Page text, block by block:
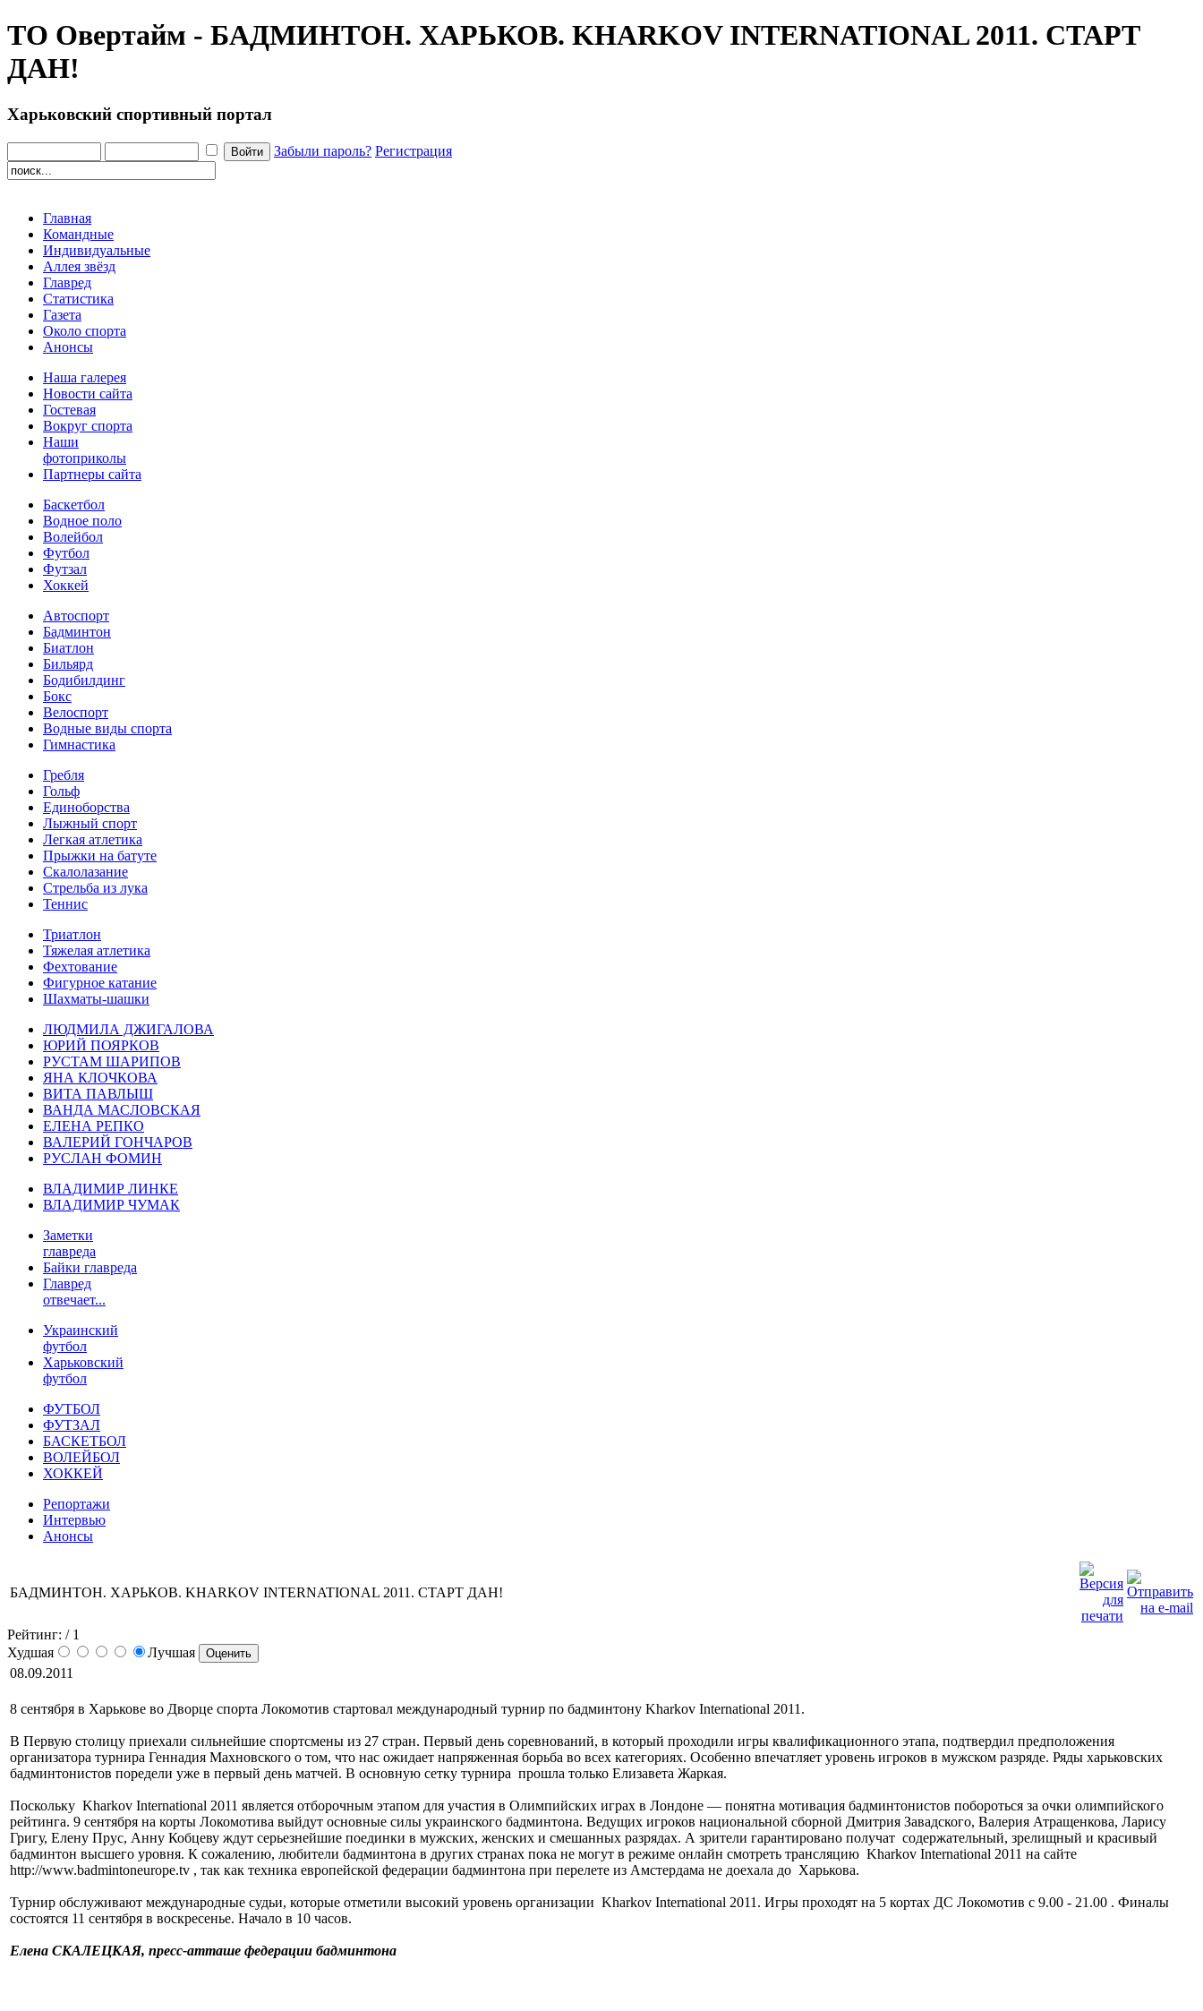
ТО Овертайм - БАДМИНТОН. ХАРЬКОВ. KHARKOV INTERNATIONAL 2011. СТАРТ
ДАН!
Харьковский спортивный портал
Забыли пароль? Регистрация
Главная
Командные
Индивидуальные
Аллея звёзд
Главред
Статистика
Газета
Около спорта
Анонсы
Наша галерея
Новости сайта
Гостевая
Вокруг спорта
Наши
фотоприколы
Партнеры сайта
Баскетбол
Водное поло
Волейбол
Футбол
Футзал
Хоккей
Автоспорт
Бадминтон
Биатлон
Бильярд
Бодибилдинг
Бокс
Велоспорт
Водные виды спорта
Гимнастика
Гребля
Гольф
Единоборства
Лыжный спорт
Легкая атлетика
Прыжки на батуте
Скалолазание
Стрельба из лука
Теннис
Триатлон
Тяжелая атлетика
Фехтование
Фигурное катание
Шахматы-шашки
ЛЮДМИЛА ДЖИГАЛОВА
ЮРИЙ ПОЯРКОВ
РУСТАМ ШАРИПОВ
ЯНА КЛОЧКОВА
ВИТА ПАВЛЫШ
ВАНДА МАСЛОВСКАЯ
ЕЛЕНА РЕПКО
ВАЛЕРИЙ ГОНЧАРОВ
РУСЛАН ФОМИН
ВЛАДИМИР ЛИНКЕ
ВЛАДИМИР ЧУМАК
Заметки
главреда
Байки главреда
Главред
отвечает...
Украинский
футбол
Харьковский
футбол
ФУТБОЛ
ФУТЗАЛ
БАСКЕТБОЛ
ВОЛЕЙБОЛ
ХОККЕЙ
Репортажи
Интервью
Анонсы
БАДМИНТОН. ХАРЬКОВ. KHARKOV INTERNATIONAL 2011. СТАРТ ДАН!
Рейтинг: / 1
Худшая
Лучшая
08.09.2011
8 сентября в Харькове во Дворце спорта Локомотив стартовал международный турнир по бадминтону Kharkov International 2011.
В Первую столицу приехали сильнейшие спортсмены из 27 стран. Первый день соревнований, в который проходили игры квалификационного этапа, подтвердил предположения
организатора турнира Геннадия Махновского о том, что нас ожидает напряженная борьба во всех категориях. Особенно впечатляет уровень игроков в мужском разряде. Ряды харьковских
бадминтонистов поредели уже в первый день матчей. В основную сетку турнира прошла только Елизавета Жаркая.
Поскольку Kharkov International 2011 является отборочным этапом для участия в Олимпийских играх в Лондоне — понятна мотивация бадминтонистов побороться за очки олимпийского
рейтинга. 9 сентября на корты Локомотива выйдут основные силы украинского бадминтона. Ведущих игроков национальной сборной Дмитрия Завадского, Валерия Атращенкова, Ларису
Григу, Елену Прус, Анну Кобцеву ждут серьезнейшие поединки в мужских, женских и смешанных разрядах. А зрители гарантировано получат содержательный, зрелищный и красивый
бадминтон высшего уровня. К сожалению, любители бадминтона в других странах пока не могут в режиме онлайн смотреть трансляцию Kharkov International 2011 на сайте
http://www.badmintoneurope.tv , так как техника европейской федерации бадминтона при перелете из Амстердама не доехала до Харькова.
Турнир обслуживают международные судьи, которые отметили высокий уровень организации Kharkov International 2011. Игры проходят на 5 кортах ДС Локомотив с 9.00 - 21.00 . Финалы
состоятся 11 сентября в воскресенье. Начало в 10 часов.
Елена СКАЛЕЦКАЯ, пресс-атташе федерации бадминтона